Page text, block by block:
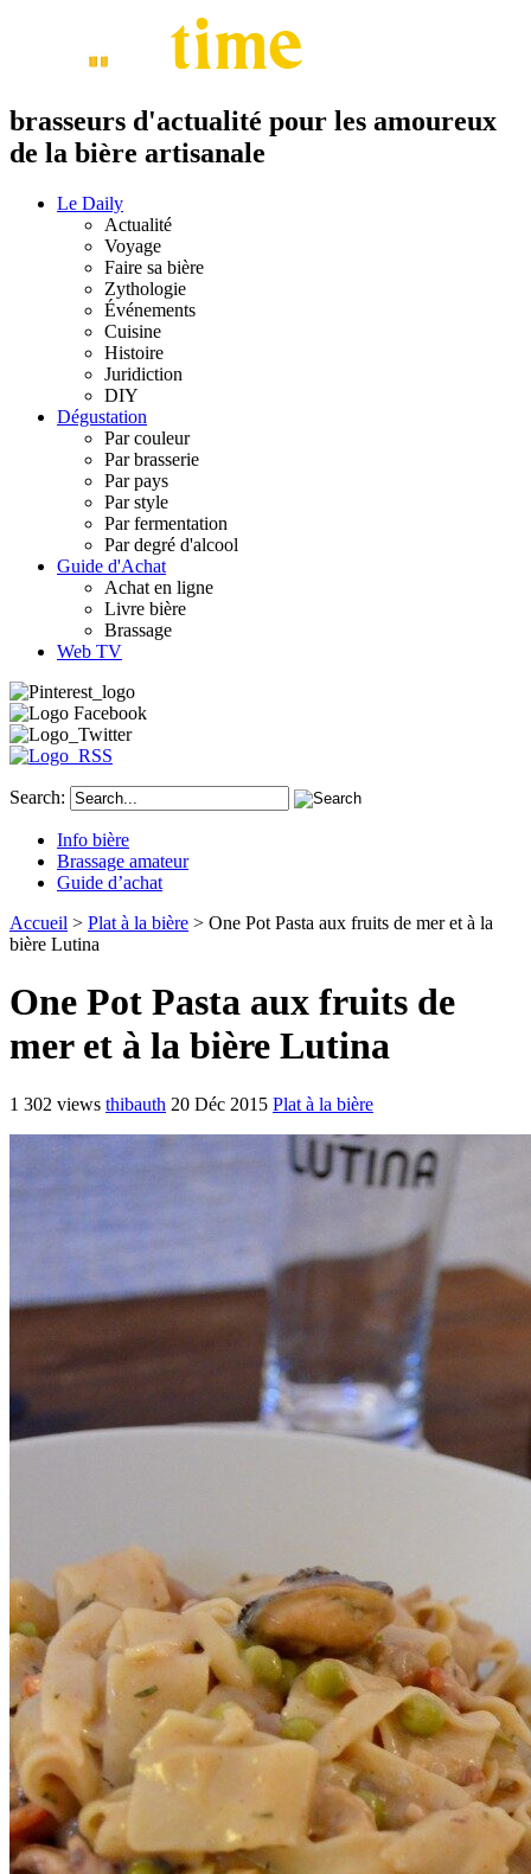
brasseurs d'actualité pour les amoureux
de la bière artisanale
Le Daily
Actualité
Voyage
Faire sa bière
Zythologie
Événements
Cuisine
Histoire
Juridiction
DIY
Dégustation
Par couleur
Par brasserie
Par pays
Par style
Par fermentation
Par degré d'alcool
Guide d'Achat
Achat en ligne
Livre bière
Brassage
Web TV
Search:
Info bière
Brassage amateur
Guide d’achat
Accueil > Plat à la bière > One Pot Pasta aux fruits de mer et à la
bière Lutina
One Pot Pasta aux fruits de
mer et à la bière Lutina
1 302 views thibauth 20 Déc 2015 Plat à la bière